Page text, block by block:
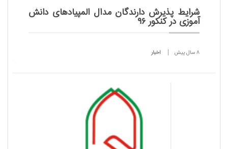
شرایط پذیرش دارندگان مدال المپیادهای دانش
آموزی در کنکور ۹۶
8 سال پیش اخبار